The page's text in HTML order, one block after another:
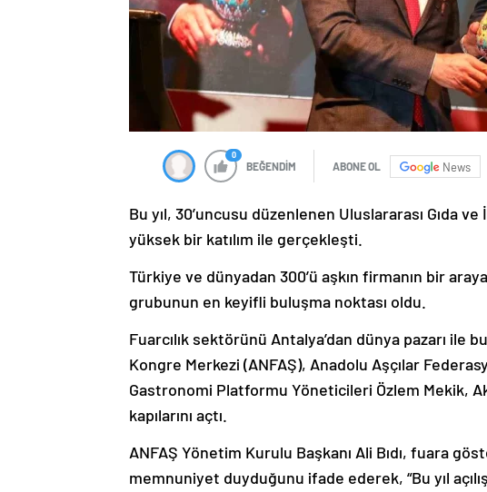
0
BEĞENDİM ABONE OL News
Bu yıl, 30’uncusu düzenlenen Uluslararası Gıda
yüksek bir katılım ile gerçekleşti.
Türkiye ve dünyadan 300’ü aşkın firmanın bir
grubunun en keyifli buluşma noktası oldu.
Fuarcılık sektörünü Antalya’dan dünya pazarı ile
Kongre Merkezi (ANFAŞ), Anadolu Aşçılar
Gastronomi Platformu Yöneticileri Özlem Mekik,
kapılarını açtı.
ANFAŞ Yönetim Kurulu Başkanı Ali Bıdı, fuara
memnuniyet duyduğunu ifade ederek, “Bu yıl